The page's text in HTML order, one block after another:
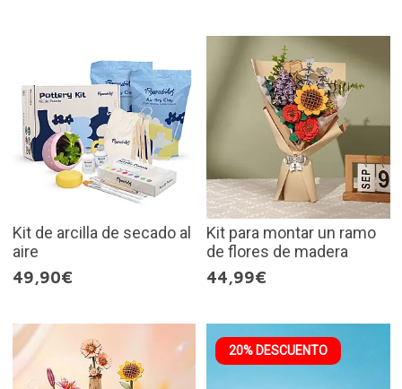
Kit de arcilla de secado al
aire
49,90€
Kit para montar un ramo
de flores de madera
44,99€
20% DESCUENTO